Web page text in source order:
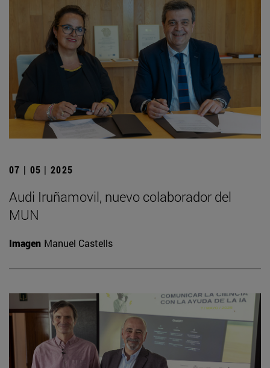
07 | 05 | 2025
Audi Iruñamovil, nuevo colaborador del
MUN
Imagen Manuel Castells